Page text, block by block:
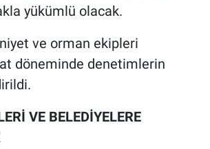
yükümlü olacak.
ve orman ekipleri
döneminde denetimlerin
VE BELEDİYELERE